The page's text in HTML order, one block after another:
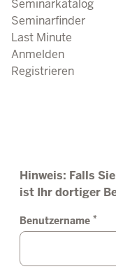
Seminarkatalog
Seminarfinder
Last Minute
Anmelden
Registrieren
Hinweis: Falls
ist Ihr dortiger
Benutzername *